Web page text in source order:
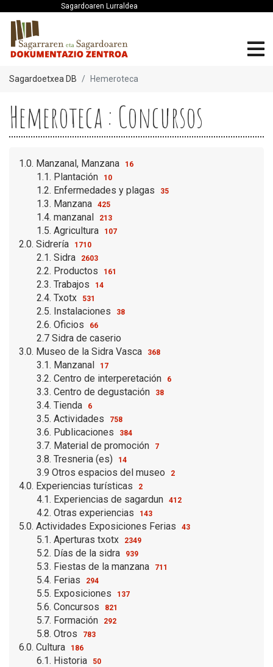
Sagardoaren Lurraldea
Sagardoetxea DB Hemeroteca
Hemeroteca : Concursos
1.0. Manzanal, Manzana 16
1.1. Plantación 10
1.2. Enfermedades y plagas 35
1.3. Manzana 425
1.4. manzanal 213
1.5. Agricultura 107
2.0. Sidrería 1710
2.1. Sidra 2603
2.2. Productos 161
2.3. Trabajos 14
2.4. Txotx 531
2.5. Instalaciones 38
2.6. Oficios 66
2.7 Sidra de caserio
3.0. Museo de la Sidra Vasca
368
3.1. Manzanal 17
3.2. Centro de interperetación 6
3.3. Centro de degustación 38
3.4. Tienda 6
3.5. Actividades 758
3.6. Publicaciones 384
3.7. Material de promoción 7
3.8. Tresneria (es) 14
3.9 Otros espacios del museo 2
4.0. Experiencias turísticas 2
4.1. Experiencias de sagardun 412
4.2. Otras experiencias 143
5.0. Actividades Exposiciones Ferias 43
5.1. Aperturas txotx 2349
5.2. Días de la sidra 939
5.3. Fiestas de la manzana 711
5.4. Ferias 294
5.5. Exposiciones 137
5.6. Concursos 821
5.7. Formación 292
5.8. Otros 783
6.0. Cultura 186
6.1. Historia 50